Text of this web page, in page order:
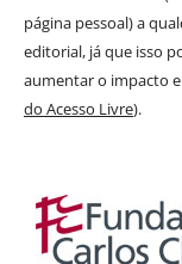
página pessoal) a
editorial, já que isso
aumentar o impacto
do Acesso Livre).